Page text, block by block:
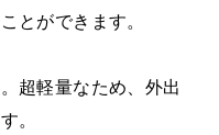
とができます。
超軽量なため、外出
。